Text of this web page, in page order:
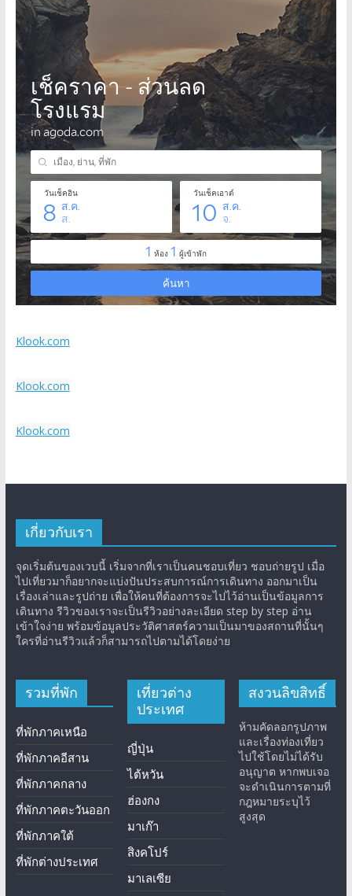
Klook.com
Klook.com
Klook.com
เกี่ยวกับเรา
จุดเริ่มต้นของเวบนี้ เริ่มจากที่เราเป็นคนชอบเที่ยว ชอบถ่ายรูป เมื่อ
ไปเที่ยวมาก็อยากจะแบ่งปันประสบการณ์การเดินทาง ออกมาเป็น
เรื่องเล่าและรูปถ่าย เพื่อให้คนที่ต้องการจะไปไว้อ่านเป็นข้อมูลการ
เดินทาง รีวิวของเราจะเป็นรีวิวอย่างละเอียด step by step อ่าน
เข้าใจง่าย พร้อมข้อมูลประวัติศาสตร์ความเป็นมาของสถานที่นั้นๆ
ใครที่อ่านรีวิวแล้วก็สามารถไปตามได้โดยง่าย
รวมที่พัก
ที่พักภาคเหนือ
ที่พักภาคอีสาน
ที่พักภาคกลาง
ที่พักภาคตะวันออก
ที่พักภาคใต้
ที่พักต่างประเทศ
เที่ยวต่าง
ประเทศ
ญี่ปุ่น
ไต้หวัน
ฮ่องกง
มาเก๊า
สิงคโปร์
มาเลเซีย
สงวนลิขสิทธิ์
ห้ามคัดลอกรูปภาพ
และเรื่องท่องเที่ยว
ไปใช้โดยไม่ได้รับ
อนุญาต หากพบเจอ
จะดำเนินการตามที่
กฎหมายระบุไว้
สูงสุด